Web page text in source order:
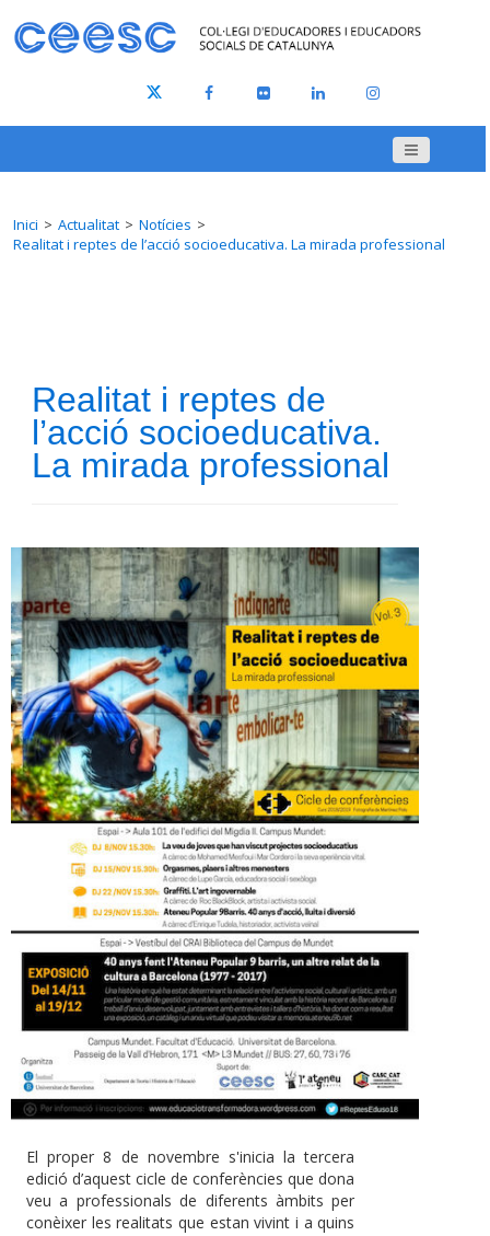
Inici Actualitat
Notícies
Realitat i reptes de l’acció socioeducativa. La mirada professional
Realitat i reptes de
l’acció socioeducativa.
La mirada professional
El proper 8 de novembre s'inicia la tercera
edició d’aquest cicle de conferències que dona
veu a professionals de diferents àmbits per
conèixer les realitats que estan vivint i a quins